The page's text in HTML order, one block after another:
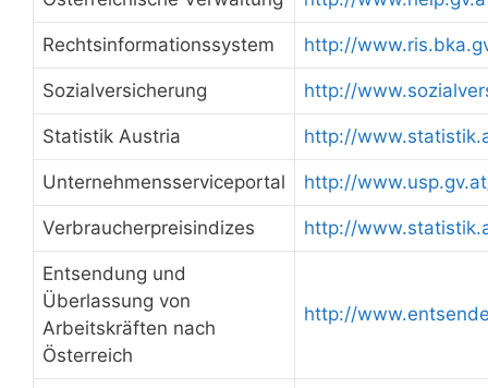
Rechtsinformationssystem http://
Sozialversicherung http://
Statistik Austria http://
Unternehmensserviceportal http://
Verbraucherpreisindizes http://
Entsendung und
Überlassung von
Arbeitskräften nach
Österreich
http://